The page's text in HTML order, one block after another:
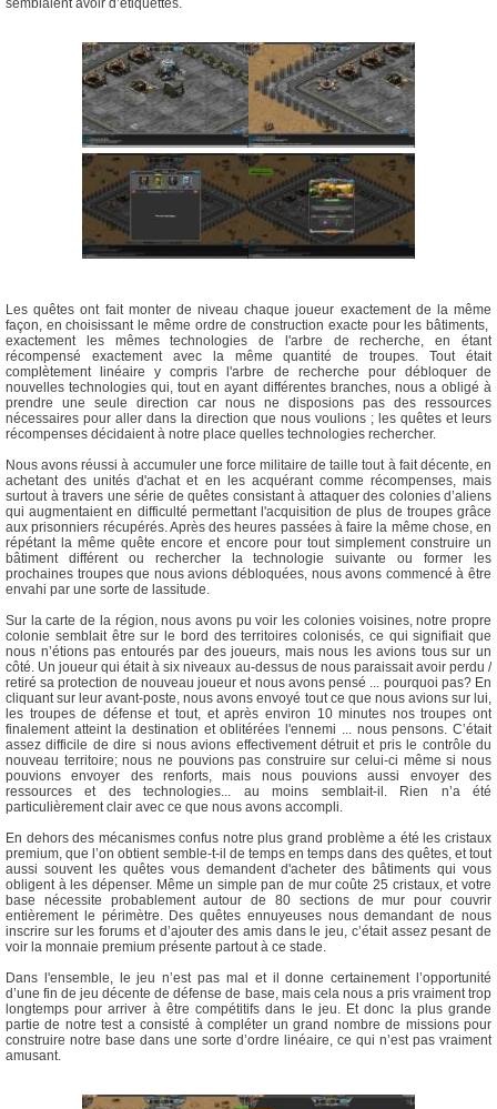
semblaient avoir d’étiquettes.
Les quêtes ont fait monter de niveau chaque joueur exactement de la même
façon, en choisissant le même ordre de construction exacte pour les bâtiments,
exactement les mêmes technologies de l'arbre de recherche, en étant
récompensé exactement avec la même quantité de troupes. Tout était
complètement linéaire y compris l'arbre de recherche pour débloquer de
nouvelles technologies qui, tout en ayant différentes branches, nous a obligé à
prendre une seule direction car nous ne disposions pas des ressources
nécessaires pour aller dans la direction que nous voulions ; les quêtes et leurs
récompenses décidaient à notre place quelles technologies rechercher.
Nous avons réussi à accumuler une force militaire de taille tout à fait décente, en
achetant des unités d'achat et en les acquérant comme récompenses, mais
surtout à travers une série de quêtes consistant à attaquer des colonies d’aliens
qui augmentaient en difficulté permettant l'acquisition de plus de troupes grâce
aux prisonniers récupérés. Après des heures passées à faire la même chose, en
répétant la même quête encore et encore pour tout simplement construire un
bâtiment différent ou rechercher la technologie suivante ou former les
prochaines troupes que nous avions débloquées, nous avons commencé à être
envahi par une sorte de lassitude.
Sur la carte de la région, nous avons pu voir les colonies voisines, notre propre
colonie semblait être sur le bord des territoires colonisés, ce qui signifiait que
nous n’étions pas entourés par des joueurs, mais nous les avions tous sur un
côté. Un joueur qui était à six niveaux au-dessus de nous paraissait avoir perdu /
retiré sa protection de nouveau joueur et nous avons pensé ... pourquoi pas? En
cliquant sur leur avant-poste, nous avons envoyé tout ce que nous avions sur lui,
les troupes de défense et tout, et après environ 10 minutes nos troupes ont
finalement atteint la destination et oblitérées l'ennemi ... nous pensons. C’était
assez difficile de dire si nous avions effectivement détruit et pris le contrôle du
nouveau territoire; nous ne pouvions pas construire sur celui-ci même si nous
pouvions envoyer des renforts, mais nous pouvions aussi envoyer des
ressources et des technologies... au moins semblait-il. Rien n’a été
particulièrement clair avec ce que nous avons accompli.
En dehors des mécanismes confus notre plus grand problème a été les cristaux
premium, que l’on obtient semble-t-il de temps en temps dans des quêtes, et tout
aussi souvent les quêtes vous demandent d'acheter des bâtiments qui vous
obligent à les dépenser. Même un simple pan de mur coûte 25 cristaux, et votre
base nécessite probablement autour de 80 sections de mur pour couvrir
entièrement le périmètre. Des quêtes ennuyeuses nous demandant de nous
inscrire sur les forums et d’ajouter des amis dans le jeu, c’était assez pesant de
voir la monnaie premium présente partout à ce stade.
Dans l'ensemble, le jeu n’est pas mal et il donne certainement l’opportunité
d’une fin de jeu décente de défense de base, mais cela nous a pris vraiment trop
longtemps pour arriver à être compétitifs dans le jeu. Et donc la plus grande
partie de notre test a consisté à compléter un grand nombre de missions pour
construire notre base dans une sorte d’ordre linéaire, ce qui n’est pas vraiment
amusant.